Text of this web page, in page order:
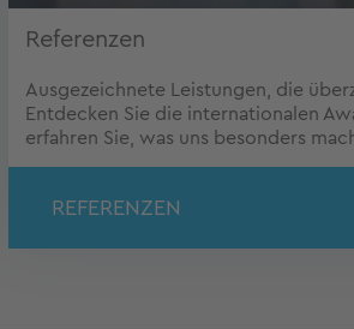
Referenzen
Ausgezeichnete Leistungen, die
Entdecken Sie die internationalen
erfahren Sie, was uns besonders
REFERENZEN